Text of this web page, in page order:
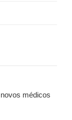
médicos